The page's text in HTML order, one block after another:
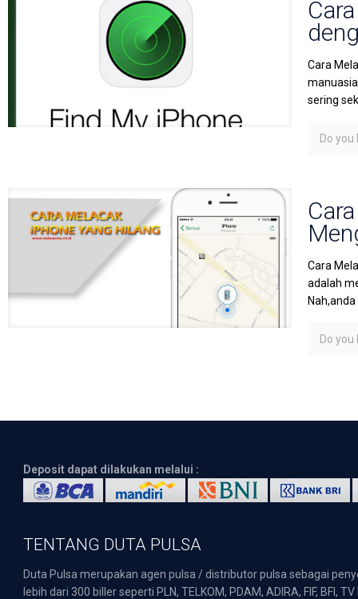
Cara
sering
Do you
Cara
adalah
Do you
Deposit dapat dilakukan melalui :
TENTANG DUTA PULSA
Duta Pulsa merupakan agen pulsa / distributor pulsa sebagai
lebih dari 300 biller seperti PLN, TELKOM, PDAM, ADIRA, FIF,